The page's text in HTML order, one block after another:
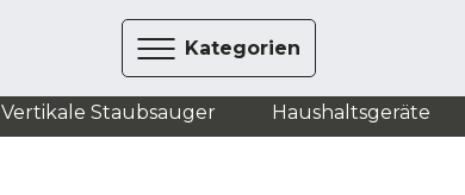
Kategorien
Vertikale Staubsauger Haushaltsgeräte